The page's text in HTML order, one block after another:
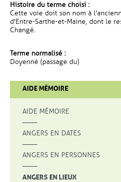
Histoire du terme choisi :
Cette voie doit son nom à
d'Entre-Sarthe-et-Maine, dont le
Changé.
Terme normalisé :
Doyenné (passage du)
AIDE MÉMOIRE
AIDE MÉMOIRE
ANGERS EN DATES
ANGERS EN PERSONNES
ANGERS EN LIEUX